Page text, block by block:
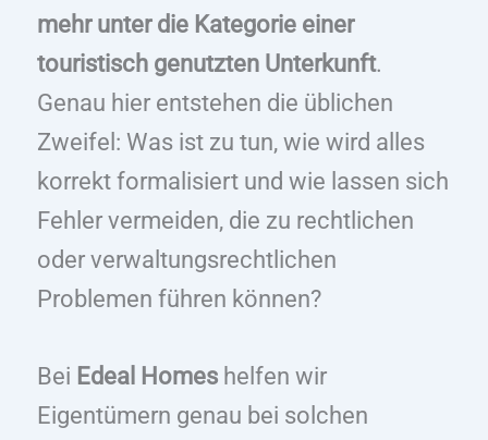
mehr unter die Kategorie einer
touristisch genutzten Unterkunft.
Genau hier entstehen die üblichen
Zweifel: Was ist zu tun, wie wird alles
korrekt formalisiert und wie lassen sich
Fehler vermeiden, die zu rechtlichen
oder verwaltungsrechtlichen
Problemen führen können?
Bei Edeal Homeshelfen wir
Eigentümern genau bei solchen